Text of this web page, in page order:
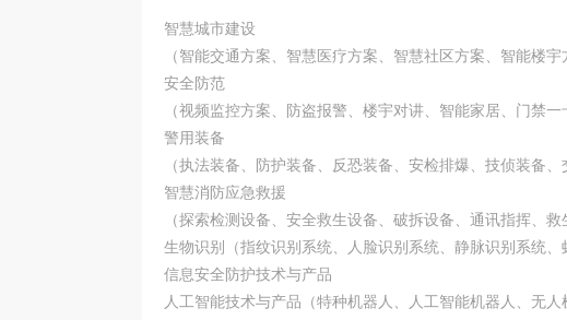
智慧城市建设
（智能交通方案、智慧医疗方案、智慧社区方案、智能楼
安全防范
（视频监控方案、防盗报警、楼宇对讲、智能家居、门禁一
警用装备
（执法装备、防护装备、反恐装备、安检排爆、技侦装备、
智慧消防应急救援
（探索检测设备、安全救生设备、破拆设备、通讯指挥、
生物识别（指纹识别系统、人脸识别系统、静脉识别系统
信息安全防护技术与产品
人工智能技术与产品（特种机器人、人工智能机器人、无人